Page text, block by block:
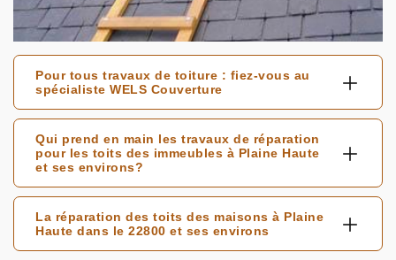
Pour tous travaux de toiture : fiez-vous au
spécialiste WELS Couverture
Qui prend en main les travaux de réparation
pour les toits des immeubles à Plaine Haute
et ses environs?
La réparation des toits des maisons à Plaine
Haute dans le 22800 et ses environs